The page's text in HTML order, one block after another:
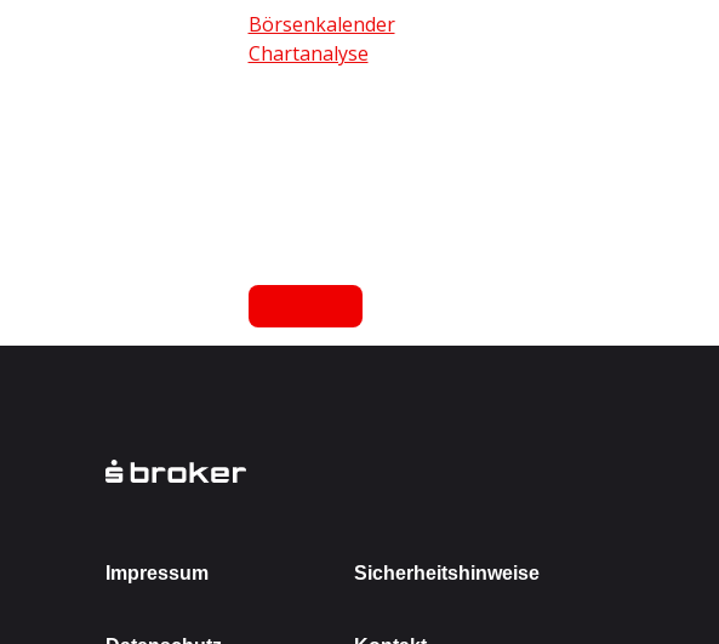
Börsenkalender
Chartanalyse